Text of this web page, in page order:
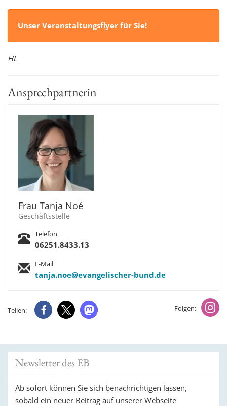
Unser Veranstaltungsflyer für Sie!
HL
Ansprechpartnerin
Frau Tanja Noé
Geschäftsstelle
Telefon
06251.8433.13
E-Mail
tanja.noe@evangelischer-bund.de
Teilen: Folgen:
Newsletter des EB
Ab sofort können Sie sich benachrichtigen lassen,
sobald ein neuer Beitrag auf unserer Webseite